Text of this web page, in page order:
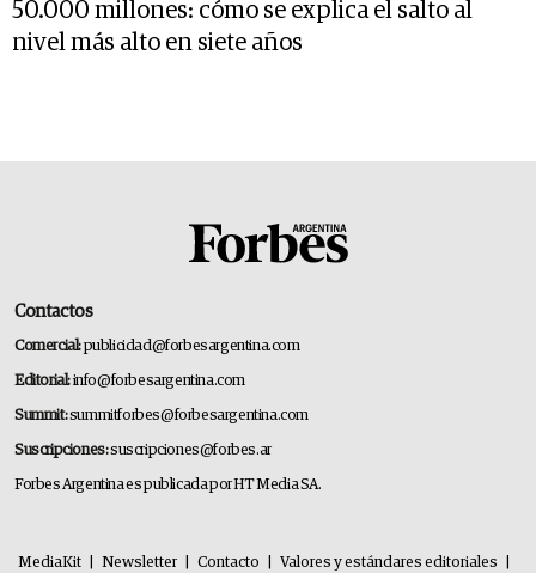
50.000 millones: cómo se explica el salto al
nivel más alto en siete años
Contactos
Comercial:publicidad@forbesargentina.com
Editorial:info@forbesargentina.com
Summit:summitforbes@forbesargentina.com
Suscripciones:suscripciones@forbes.ar
Forbes Argentina es publicada por HT Media SA.
MediaKit Newsletter Contacto Valores y estándares editoriales